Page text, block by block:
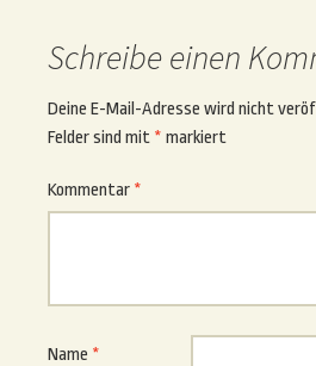
Schreibe einen
Deine E-Mail-Adresse wird nicht
Felder sind mit * markiert
Kommentar *
Name *